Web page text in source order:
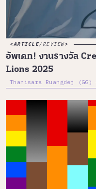
ARTICLE/REVIEW
อัพเดท! งานรางวัล
Lions 2025
Thanisara Ruangdej (GG)